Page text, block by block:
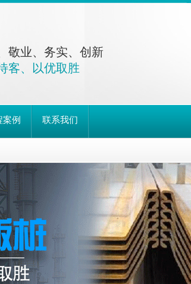
敬业、务实、创新
客、以优取胜
案例 联系我们